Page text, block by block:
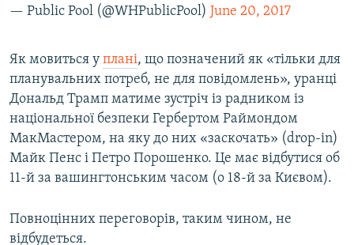
— Public Pool (@WHPublicPool) June 20, 2017
Як мовиться у плані, що позначений як «тільки для
планувальних потреб, не для повідомлень», уранці
Дональд Трамп матиме зустріч із радником із
національної безпеки Гербертом Раймондом
МакМастером, на яку до них «заскочать» (drop-in)
Майк Пенс і Петро Порошенко. Це має відбутися об
11-й за вашингтонським часом (о 18-й за Києвом).
Повноцінних переговорів, таким чином, не
відбудеться.